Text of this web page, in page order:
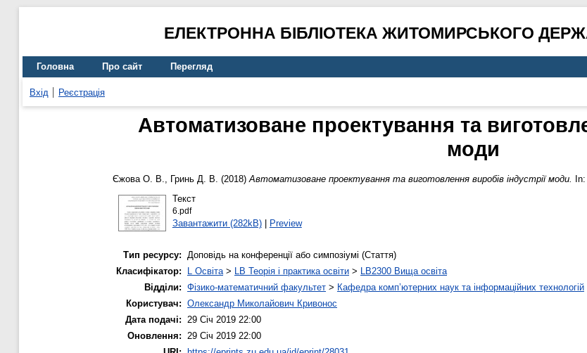
ЕЛЕКТРОННА БІБЛІОТЕКА ЖИТОМИРСЬКОГО
Головна Про сайт Перегляд
Вхід Реєстрація
Автоматизоване проектування та
моди
Єжова О. В., Гринь Д. В. (2018)Автоматизоване проектування та виготовлення виробів індустрії моди.
Текст
6.pdf
Завантажити (282kB)| Preview
Тип ресурсу: Доповідь на конференції або симпозіумі (Стаття)
Класифікатор:
L Освіта> LB Теорія і практика освіти > LB2300 Вища освіта
Відділи: Фізико-математичний факультет > Кафедра комп’ютерних наук та інформаційних технологій
Користувач: Олександр Миколайович Кривонос
Дата подачі: 29 Січ 2019 22:00
Оновлення: 29 Січ 2019 22:00